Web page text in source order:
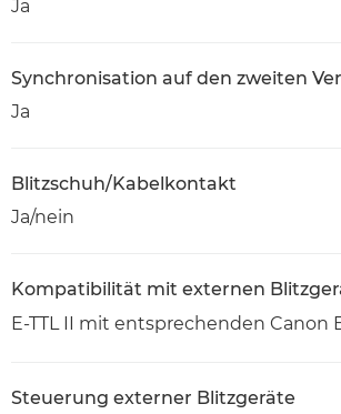
Ja
Synchronisation auf den zweiten
Ja
Blitzschuh/Kabelkontakt
Ja/nein
Kompatibilität mit externen
E-TTL II mit entsprechenden Canon
Steuerung externer Blitzgeräte